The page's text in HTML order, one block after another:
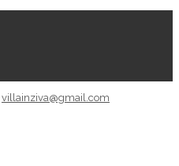
villainziva@gmail.com